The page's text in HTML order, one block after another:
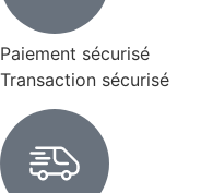
Paiement sécurisé
Transaction sécurisé